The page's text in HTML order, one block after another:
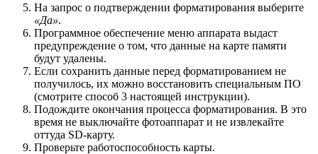
На запрос о подтверждении форматирования выберите
«Да».
Программное обеспечение меню аппарата выдаст
предупреждение о том, что данные на карте памяти
будут удалены.
Если сохранить данные перед форматированием не
получилось, их можно восстановить специальным ПО
(смотрите способ 3 настоящей инструкции).
Подождите окончания процесса форматирования. В это
время не выключайте фотоаппарат и не извлекайте
оттуда SD-карту.
Проверьте работоспособность карты.